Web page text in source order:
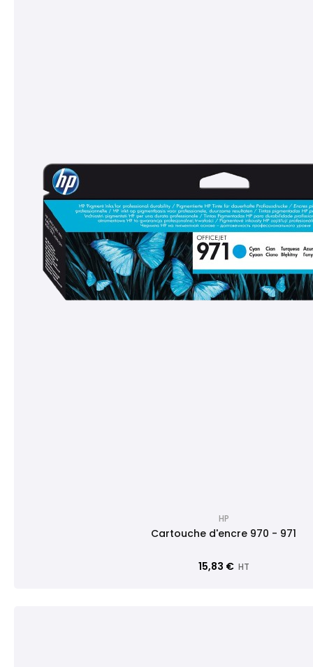
HP
Cartouche d'encre 970 - 971
15,83 € HT